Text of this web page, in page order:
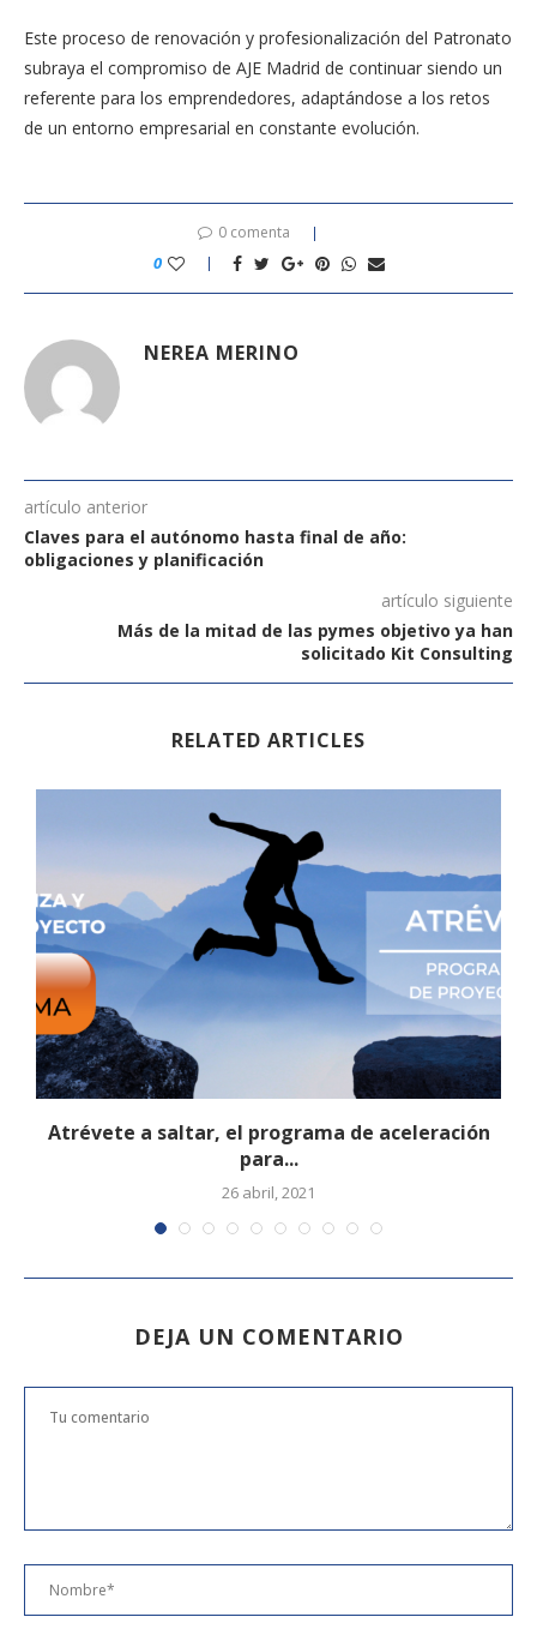
Este proceso de renovación y profesionalización del Patronato
subraya el compromiso de AJE Madrid de continuar siendo un
referente para los emprendedores, adaptándose a los retos
de un entorno empresarial en constante evolución.
0 comenta
0
NEREA MERINO
artículo anterior
Claves para el autónomo hasta final de año:
obligaciones y planificación
artículo siguiente
Más de la mitad de las pymes objetivo ya han
solicitado Kit Consulting
RELATED ARTICLES
Atrévete a saltar, el programa de aceleración
para...
26 abril, 2021
DEJA UN COMENTARIO